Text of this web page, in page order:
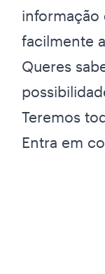
informação
facilmente
Queres
Teremos
Entra em